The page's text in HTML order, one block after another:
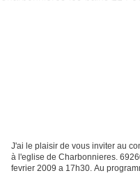
J'ai le plaisir de vous inviter au
à l'eglise de Charbonnieres.
fevrier 2009 a 17h30. Au